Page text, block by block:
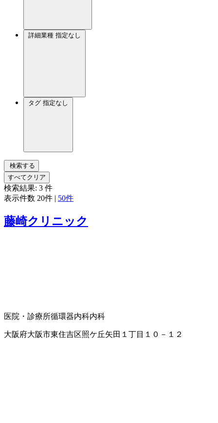
詳細業種 指定なし
タグ 指定なし
検索する
すべてクリア
検索結果: 3 件
表示件数 20件 | 50件
藤崎クリニック
医院・診療所循環器内科内科
大阪府大阪市東住吉区照ケ丘矢田１丁目１０－１２